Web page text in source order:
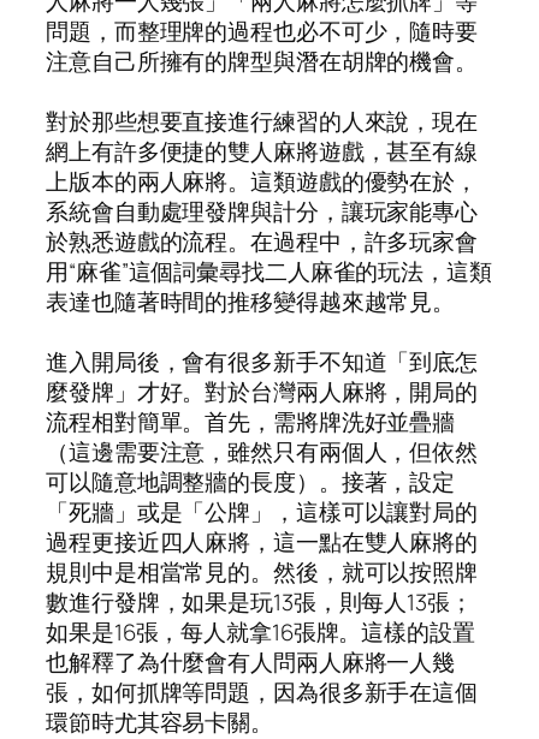
問題，而整理牌的過程也必不可少，隨時要
注意自己所擁有的牌型與潛在胡牌的機會。
對於那些想要直接進行練習的人來說，現在
網上有許多便捷的雙人麻將遊戲，甚至有線
上版本的兩人麻將。這類遊戲的優勢在於，
系統會自動處理發牌與計分，讓玩家能專心
於熟悉遊戲的流程。在過程中，許多玩家會
用“麻雀”這個詞彙尋找二人麻雀的玩法，這類
表達也隨著時間的推移變得越來越常見。
進入開局後，會有很多新手不知道「到底怎
麼發牌」才好。對於台灣兩人麻將，開局的
流程相對簡單。首先，需將牌洗好並疊牆
（這邊需要注意，雖然只有兩個人，但依然
可以隨意地調整牆的長度）。接著，設定
「死牆」或是「公牌」，這樣可以讓對局的
過程更接近四人麻將，這一點在雙人麻將的
規則中是相當常見的。然後，就可以按照牌
數進行發牌，如果是玩13張，則每人13張；
如果是16張，每人就拿16張牌。這樣的設置
也解釋了為什麼會有人問兩人麻將一人幾
張，如何抓牌等問題，因為很多新手在這個
環節時尤其容易卡關。